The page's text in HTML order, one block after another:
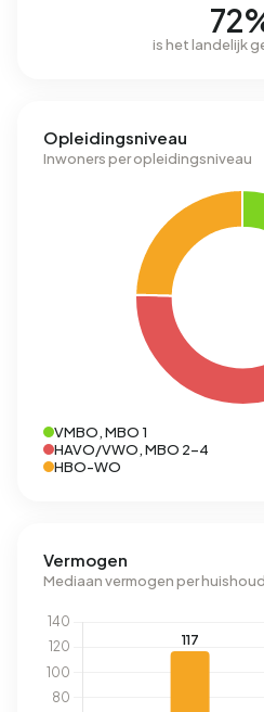
is het landelijk
Opleidingsniveau
Inwoners per opleidingsniveau
VMBO, MBO 1
HAVO/VWO, MBO 2-4
HBO-WO
Vermogen
Mediaan vermogen per